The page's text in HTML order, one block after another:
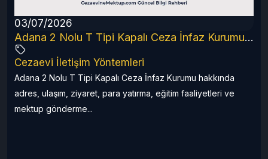
03/07/2026
Adana 2 Nolu T Tipi Kapalı Ceza İnfaz Kurumu (2026 Güncel Rehber)
Cezaevi İletişim Yöntemleri
Adana 2 Nolu T Tipi Kapalı Ceza İnfaz Kurumu hakkında
adres, ulaşım, ziyaret, para yatırma, eğitim faaliyetleri ve
mektup gönderme...